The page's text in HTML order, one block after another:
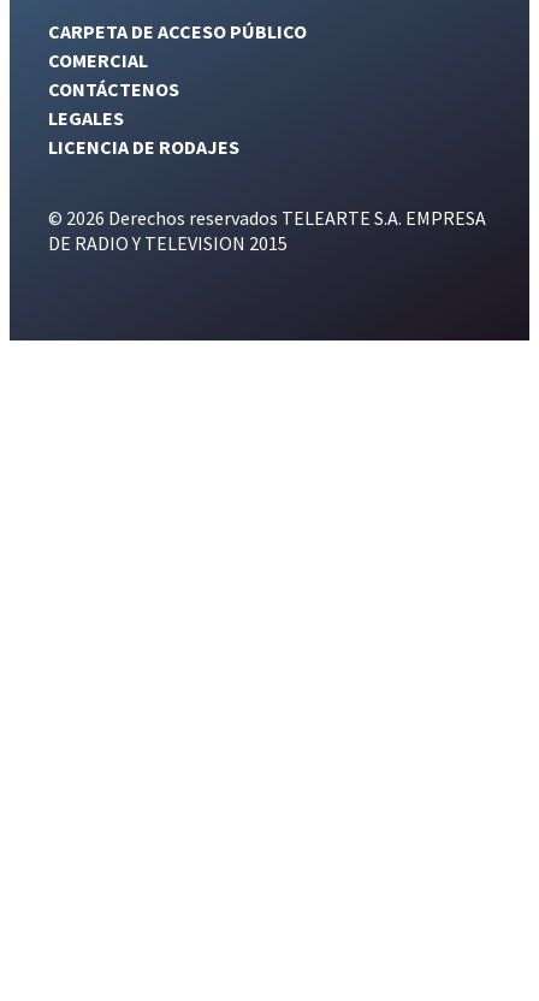
CARPETA DE ACCESO PÚBLICO
COMERCIAL
CONTÁCTENOS
LEGALES
LICENCIA DE RODAJES
© 2026 Derechos reservados TELEARTE S.A. EMPRESA
DE RADIO Y TELEVISION 2015